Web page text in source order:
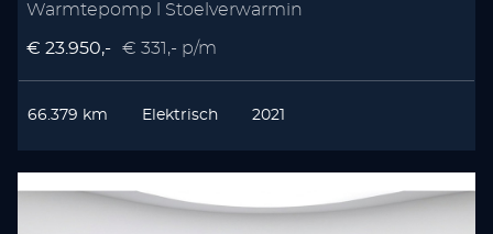
Warmtepomp l Stoelverwarmin
€ 23.950,- € 331,- p/m
66.379 km Elektrisch 2021